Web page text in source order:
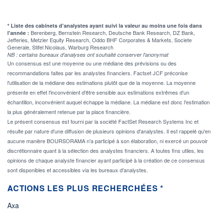
* Liste des cabinets d'analystes ayant suivi la valeur au moins une fois dans
l'année : Berenberg, Bernstein Research, Deutsche Bank Research, DZ Bank,
Jefferies, Metzler Equity Research, Oddo BHF Corporates & Markets, Societe
Generale, Stifel Nicolaus, Warburg Research
NB : certains bureaux d'analyses ont souhaité conserver l'anonymat
Un consensus est une moyenne ou une médiane des prévisions ou des
recommandations faites par les analystes financiers. Factset JCF préconise
l'utilisation de la médiane des estimations plutôt que de la moyenne. La moyenne
présente en effet l'inconvénient d'être sensible aux estimations extrêmes d'un
échantillon, inconvénient auquel échappe la médiane. La médiane est donc l'estimation
la plus généralement retenue par la place financière.
Le présent consensus est fourni par la société FactSet Research Systems Inc et
résulte par nature d'une diffusion de plusieurs opinions d'analystes. Il est rappelé qu'en
aucune manière BOURSORAMA n'a participé à son élaboration, ni exercé un pouvoir
discrétionnaire quant à la sélection des analystes financiers. A toutes fins utiles, les
opinions de chaque analyste financier ayant participé à la création de ce consensus
sont disponibles et accessibles via les bureaux d'analystes.
ACTIONS LES PLUS RECHERCHÉES *
Axa